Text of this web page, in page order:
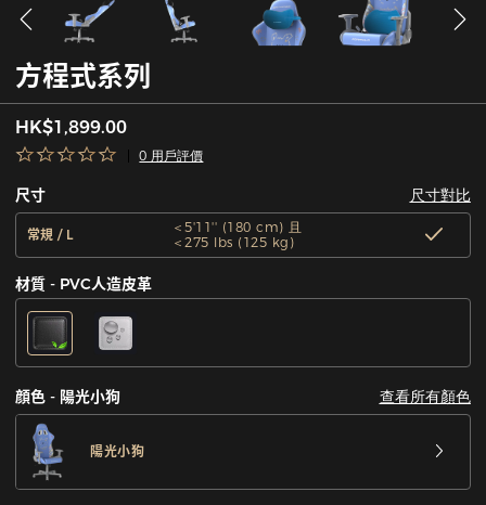
方程式系列
HK$1,899.00
0 用戶評價
尺寸 尺寸對比
常規 / L
＜5'11'' (180 cm) 且
＜275 lbs (125 kg)
材質 - PVC人造皮革
顔色 - 陽光小狗 查看所有顏色
陽光小狗